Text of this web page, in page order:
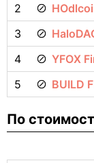
2
3
4
YFOX
5
BUILD
По